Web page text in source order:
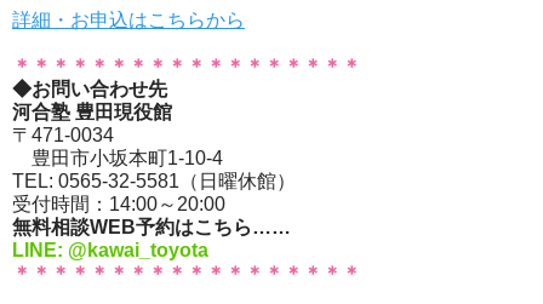
詳細・お申込はこちらから
＊＊＊＊＊＊＊＊＊＊＊＊＊＊＊＊＊＊
◆お問い合わせ先
河合塾 豊田現役館
〒471-0034
豊田市小坂本町1-10-4
TEL: 0565-32-5581（日曜休館）
受付時間：14:00～20:00
無料相談WEB予約はこちら……
LINE: @kawai_toyota
＊＊＊＊＊＊＊＊＊＊＊＊＊＊＊＊＊＊